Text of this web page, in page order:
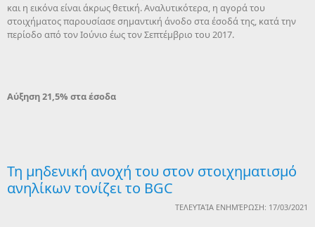
και η εικόνα είναι άκρως θετική. Αναλυτικότερα, η αγορά του
στοιχήματος παρουσίασε σημαντική άνοδο στα έσοδά της, κατά την
περίοδο από τον Ιούνιο έως τον Σεπτέμβριο του 2017.
Αύξηση 21,5% στα έσοδα
Τη μηδενική ανοχή του στον στοιχηματισμό
ανηλίκων τονίζει το BGC
ΤΕΛΕΥΤΑΊΑ ΕΝΗΜΈΡΩΣΗ: 17/03/2021